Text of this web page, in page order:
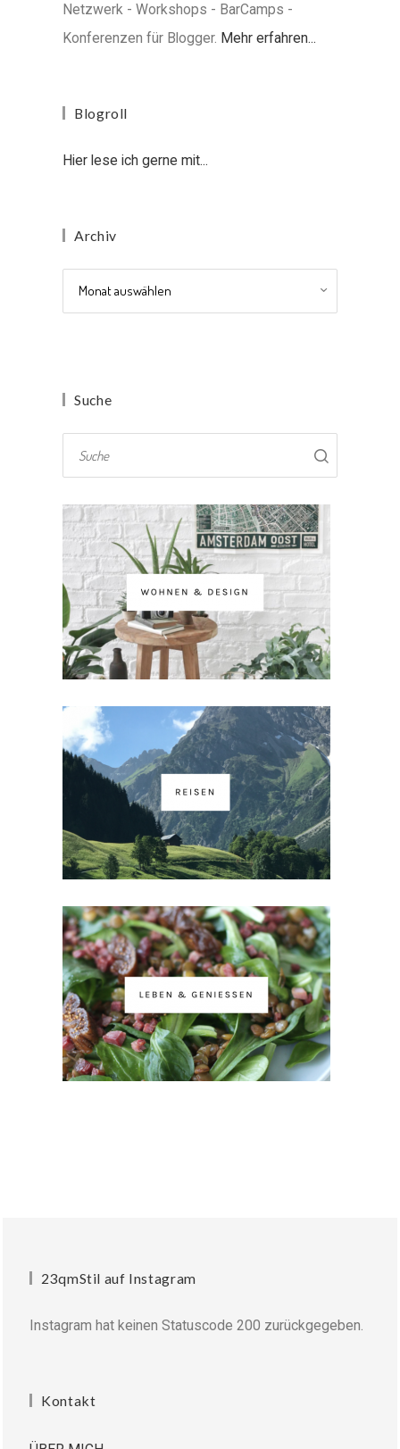
Netzwerk - Workshops - BarCamps -
Konferenzen für Blogger. Mehr erfahren...
Blogroll
Hier lese ich gerne mit...
Archiv
Suche
23qmStil auf Instagram
Instagram hat keinen Statuscode 200 zurückgegeben.
Kontakt